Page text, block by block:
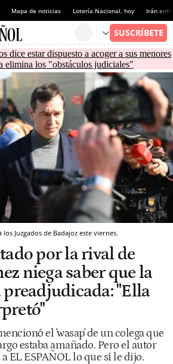
Mapa de noticias Lotería Nacional, hoy Irán
dice estar dispuesto a acoger a sus menores
elimina los "obstáculos judiciales"
los Juzgados de Badajoz este viernes.
por la rival de
niega saber que la
preadjudicada: "Ella
el 'wasap' de un colega que
estaba amañado. Pero el autor
EL ESPAÑOL lo que sí le dijo.